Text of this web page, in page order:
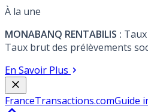
À la une
MONABANQ RENTABILIS :
Taux brut des prélèvements
En Savoir Plus
FranceTransactions.comGuide